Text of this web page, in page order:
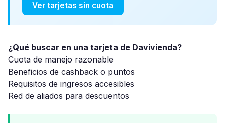
Ver tarjetas sin cuota
¿Qué buscar en una tarjeta de Davivienda?
Cuota de manejo razonable
Beneficios de cashback o puntos
Requisitos de ingresos accesibles
Red de aliados para descuentos